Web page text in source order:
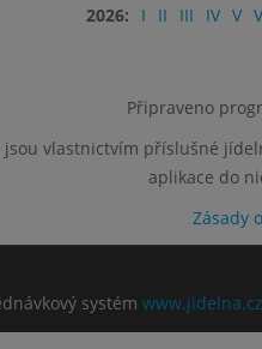
2026:
I II III IV V
Připraveno
vlastnictvím příslušné
aplikace do
Zásady
systém www.jidelna.cz